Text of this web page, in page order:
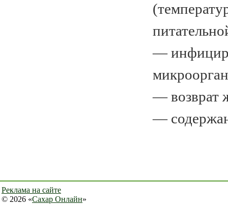
—
— возврат
—
Реклама на сайте
© 2026 «Сахар Онлайн»